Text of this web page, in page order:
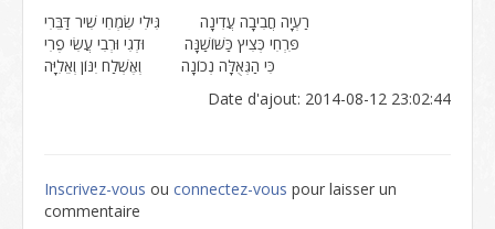
רַעְיָה חֲבִיבָה עֲדִינָה גִּילִי שִׂמְחִי שִׁיר דַּבֵּרִי
פִּרְחִי כְּצִיץ כַּשּׁוֹשַׁנָּה וּדְגִי וּרְבִי עֲשִׂי פֶרִי
כִּי הַגְּאֻלָּה נְכוֹנָה וְאֶשְׁלַח יִנּוֹן וְאֵלִיָּה
Date d'ajout: 2014-08-12 23:02:44
Inscrivez-vous ou connectez-vous pour laisser un
commentaire